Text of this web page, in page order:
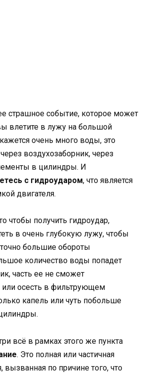
страшное событие, которое может
влетите в лужу на большой
очень много воды, это
воздухозаборник, через
в цилиндры. И
с гидроударом, что является
двигателя.
чтобы получить гидроудар,
в очень глубокую лужу, чтобы
большие обороты
количество воды попадет
часть ее не сможет
или осесть в фильтрующем
капель или чуть побольше
всё в рамках этого же пункта
. Это полная или частичная
вызванная по причине того, что